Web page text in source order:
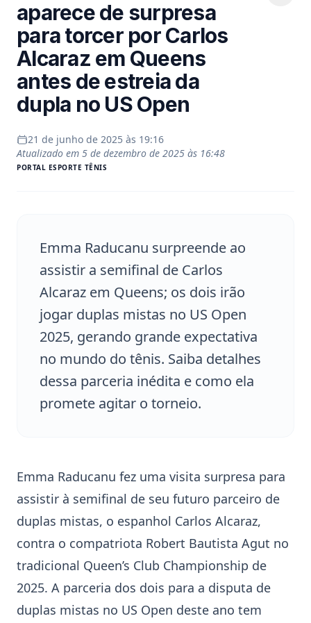
aparece de surpresa
para torcer por Carlos
Alcaraz em Queens
antes de estreia da
dupla no US Open
21 de junho de 2025 às 19:16
Atualizado em 5 de dezembro de 2025 às 16:48
PORTAL ESPORTE TÊNIS
Emma Raducanu surpreende ao
assistir a semifinal de Carlos
Alcaraz em Queens; os dois irão
jogar duplas mistas no US Open
2025, gerando grande expectativa
no mundo do tênis. Saiba detalhes
dessa parceria inédita e como ela
promete agitar o torneio.
Emma Raducanu fez uma visita surpresa para
assistir à semifinal de seu futuro parceiro de
duplas mistas, o espanhol Carlos Alcaraz,
contra o compatriota Robert Bautista Agut no
tradicional Queen’s Club Championship de
2025. A parceria dos dois para a disputa de
duplas mistas no US Open deste ano tem